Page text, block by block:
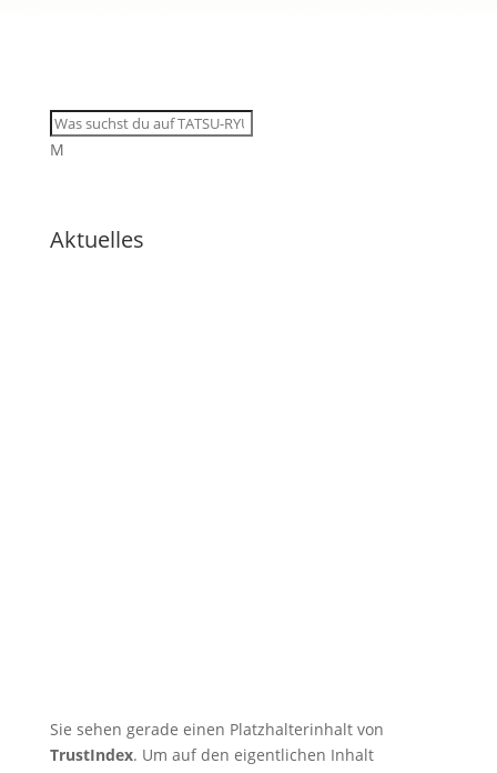
M
Aktuelles
Sie sehen gerade einen Platzhalterinhalt von
TrustIndex. Um auf den eigentlichen Inhalt